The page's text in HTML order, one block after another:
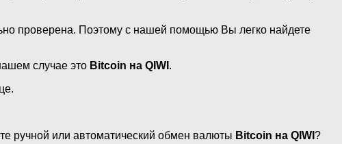
проверена. Поэтому с нашей помощью Вы легко найдете
случае это Bitcoin на QIWI .
ручной или автоматический обмен валюты Bitcoin на QIWI ?